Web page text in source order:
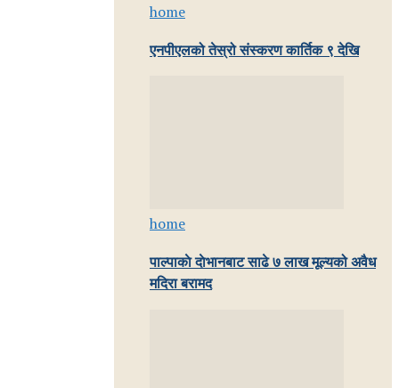
home
एनपीएलको तेस्रो संस्करण कार्तिक ९ देखि
home
पाल्पाकाे दाेभानबाट साढे ७ लाख मूल्यको अवैध
मदिरा बरामद